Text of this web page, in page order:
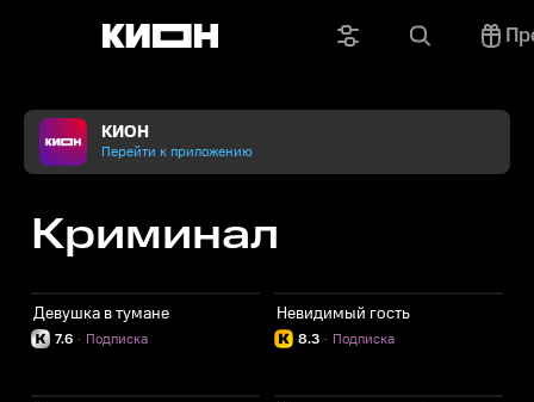
КИОН
Перейти к приложению
Криминал
Девушка в тумане
7.6 Подписка
·
Невидимый гость
8.3 Подписка
·